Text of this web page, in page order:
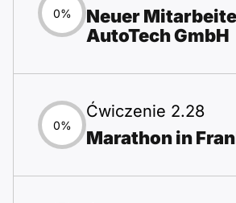
0%
Neuer
AutoTech GmbH
0%
Ćwiczenie 2.28
Marathon in